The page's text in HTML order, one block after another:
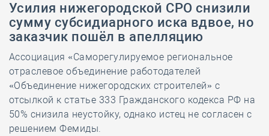
Усилия нижегородской СРО снизили
сумму субсидиарного иска вдвое, но
заказчик пошёл в апелляцию
Ассоциация «Саморегулируемое региональное
отраслевое объединение работодателей
«Объединение нижегородских строителей» с
отсылкой к статье 333 Гражданского кодекса РФ на
50% снизила неустойку, однако истец не согласен с
решением Фемиды.